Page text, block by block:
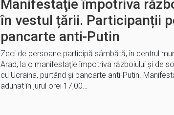
Manifestaţie împotriva
în vestul țării. Participanții
pancarte anti-Putin
Zeci de persoane participă sâmbătă, în centrul
Arad, la o manifestaţie împotriva războiului şi de
cu Ucraina, purtând şi pancarte anti-Putin.
adunat în jurul orei 17,00…